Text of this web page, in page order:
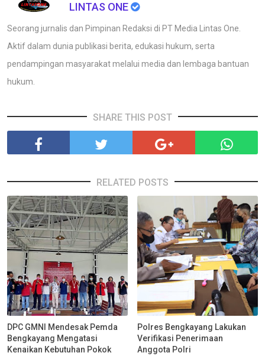
LINTAS ONE
Seorang jurnalis dan Pimpinan Redaksi di PT Media Lintas One.
Aktif dalam dunia publikasi berita, edukasi hukum, serta
pendampingan masyarakat melalui media dan lembaga bantuan
hukum.
SHARE THIS POST
RELATED POSTS
DPC GMNI Mendesak Pemda
Bengkayang Mengatasi
Kenaikan Kebutuhan Pokok
Polres Bengkayang Lakukan
Verifikasi Penerimaan
Anggota Polri